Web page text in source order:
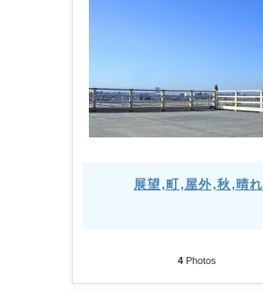
展望,町,屋外,秋,晴れ
4Photos